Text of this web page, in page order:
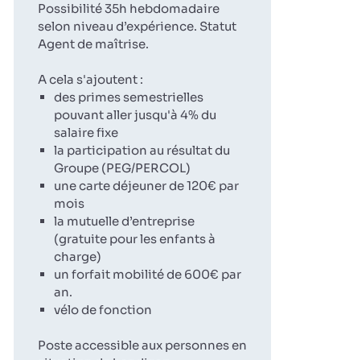
Possibilité 35h hebdomadaire
selon niveau d’expérience. Statut
Agent de maîtrise.
A cela s'ajoutent :
des primes semestrielles
pouvant aller jusqu'à 4% du
salaire fixe
la participation au résultat du
Groupe (PEG/PERCOL)
une carte déjeuner de 120€ par
mois
la mutuelle d’entreprise
(gratuite pour les enfants à
charge)
un forfait mobilité de 600€ par
an.
vélo de fonction
Poste accessible aux personnes en